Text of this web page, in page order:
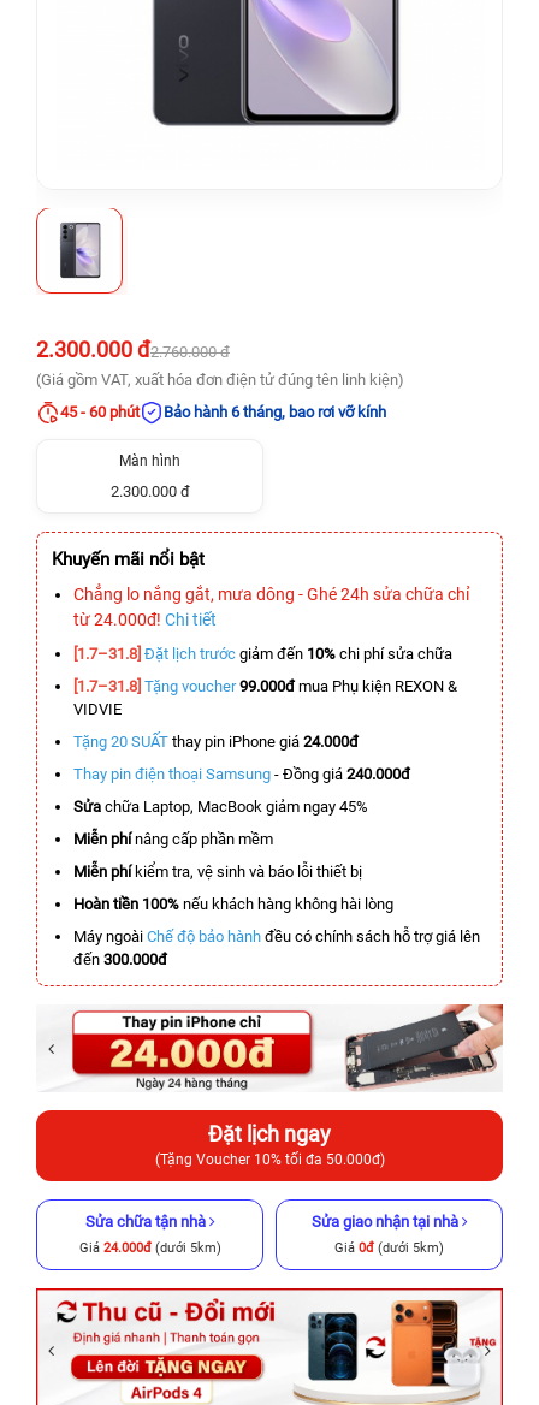
2.300.000 đ2.760.000 đ
(Giá gồm VAT, xuất hóa đơn điện tử đúng tên linh kiện)
45 - 60 phút
Bảo hành 6 tháng, bao rơi vỡ kính
Màn hình
2.300.000 đ
Khuyến mãi nổi bật
Chẳng lo nắng gắt, mưa dông - Ghé 24h sửa chữa chỉ
từ 24.000đ! Chi tiết
[1.7–31.8] Đặt lịch trước giảm đến 10% chi phí sửa chữa
[1.7–31.8] Tặng voucher 99.000đmua Phụ kiện REXON &
VIDVIE
Tặng 20 SUẤT thay pin iPhone giá 24.000đ
Thay pin điện thoại Samsung - Đồng giá 240.000đ
Sửa chữa Laptop, MacBook giảm ngay 45%
Miễn phínâng cấp phần mềm
Miễn phíkiểm tra, vệ sinh và báo lỗi thiết bị
Hoàn tiền 100% nếu khách hàng không hài lòng
Máy ngoài Chế độ bảo hành đều có chính sách hỗ trợ giá lên
đến 300.000đ
Đặt lịch ngay
(Tặng Voucher 10% tối đa 50.000đ)
Sửa chữa tận nhà
Giá 24.000đ(dưới 5km)
Sửa giao nhận tại nhà
Giá 0đ (dưới 5km)